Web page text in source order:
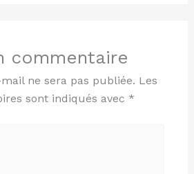
commentaire
ne sera pas publiée. Les
sont indiqués avec *